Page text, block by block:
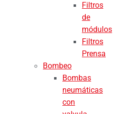
Filtros
de
módulos
Filtros
Prensa
Bombeo
Bombas
neumáticas
con